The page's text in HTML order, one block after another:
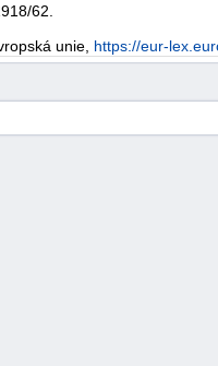
62.
unie, https://eur-